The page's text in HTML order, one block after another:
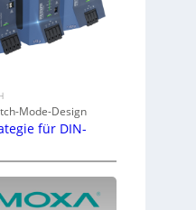
Mode-Design
für DIN-